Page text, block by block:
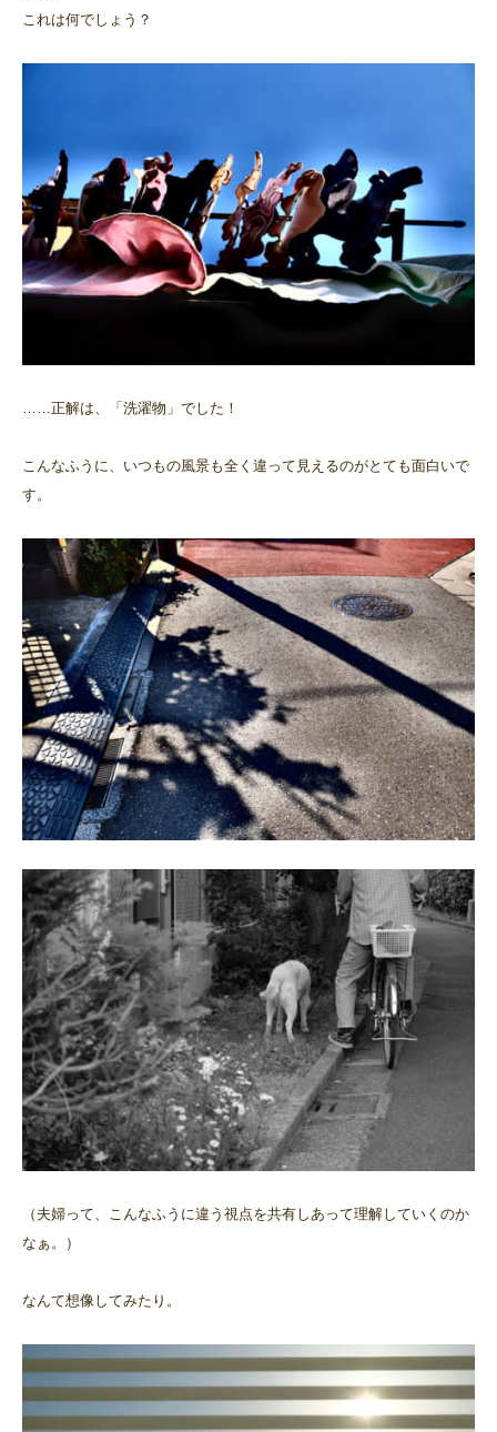
これは何でしょう？
……正解は、「洗濯物」でした！
こんなふうに、いつもの風景も全く違って見えるのがとても面白いで
す。
（夫婦って、こんなふうに違う視点を共有しあって理解していくのか
なぁ。）
なんて想像してみたり。